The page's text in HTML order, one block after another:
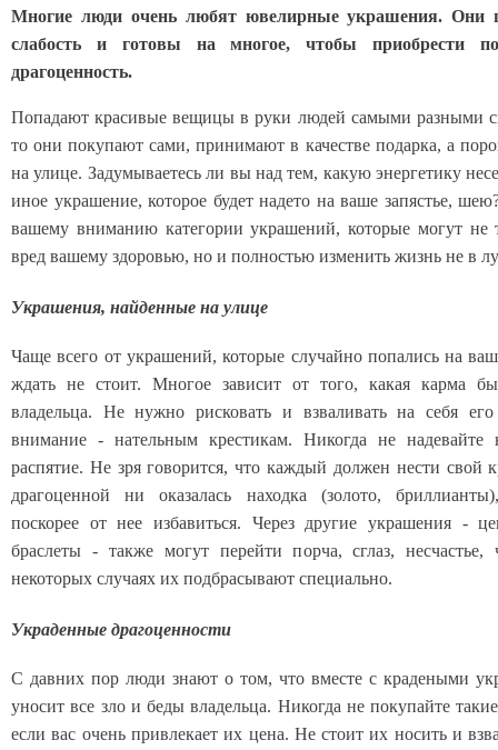
Многие люди очень любят ювелирные украшения. Они
слабость и готовы на многое, чтобы приобрести
драгоценность.
Попадают красивые вещицы в руки людей самыми разными
то они покупают сами, принимают в качестве подарка, а
на улице. Задумываетесь ли вы над тем, какую энергетику
иное украшение, которое будет надето на ваше запястье,
вашему вниманию категории украшений, которые могут не
вред вашему здоровью, но и полностью изменить жизнь не в
Украшения, найденные на улице
Чаще всего от украшений, которые случайно попались на
ждать не стоит. Многое зависит от того, какая карма
владельца. Не нужно рисковать и взваливать на себя
внимание - нательным крестикам. Никогда не надевайте
распятие. Не зря говорится, что каждый должен нести свой
драгоценной ни оказалась находка (золото,
поскорее от нее избавиться. Через другие украшения -
браслеты - также могут перейти порча, сглаз,
некоторых случаях их подбрасывают специально.
Украденные драгоценности
С давних пор люди знают о том, что вместе с крадеными
уносит все зло и беды владельца. Никогда не покупайте
если вас очень привлекает их цена. Не стоит их носить и